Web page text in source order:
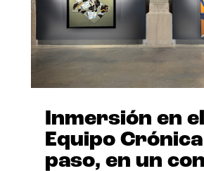
Inmersión en el
Equipo
paso, en un